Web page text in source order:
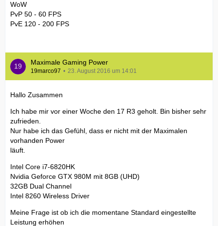
WoW
PvP 50 - 60 FPS
PvE 120 - 200 FPS
Maximale Gaming Power
19marco97 23. August 2016 um 14:01
Hallo Zusammen
Ich habe mir vor einer Woche den 17 R3 geholt. Bin bisher sehr
zufrieden.
Nur habe ich das Gefühl, dass er nicht mit der Maximalen
vorhanden Power
läuft.
Intel Core i7-6820HK
Nvidia Geforce GTX 980M mit 8GB (UHD)
32GB Dual Channel
Intel 8260 Wireless Driver
Meine Frage ist ob ich die momentane Standard eingestellte
Leistung erhöhen